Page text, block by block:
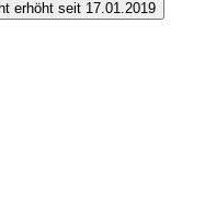
erhöht seit 17.01.2019